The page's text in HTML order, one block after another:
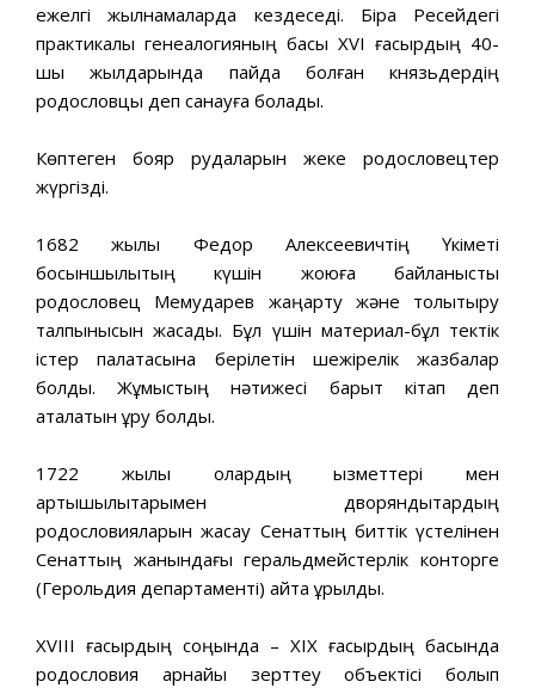
ежелгі жылнамаларда кездеседі. Бірақ Ресейдегі
практикалық генеалогияның басы XVI ғасырдың 40-
шы жылдарында пайда болған князьдердің
родословцы деп санауға болады.
Көптеген бояр рудаларын жеке родословецтер
жүргізді.
1682 жылы Федор Алексеевичтің Үкіметі
босқыншылықтың күшін жоюға байланысты
родословец Мемударев жаңарту және толықтыру
талпынысын жасады. Бұл үшін материал-бұл тектік
істер палатасына берілетін шежірелік жазбалар
болды. Жұмыстың нәтижесі барқыт кітап деп
аталатын құру болды.
1722 жылы олардың қызметтері мен
артықшылықтарымен дворяндықтардың
родословияларын жасау Сенаттың биттік үстелінен
Сенаттың жанындағы геральдмейстерлік конторге
(Герольдия департаменті) қайта құрылды.
XVIII ғасырдың соңында – XIX ғасырдың басында
родословия арнайы зерттеу объектісі болып